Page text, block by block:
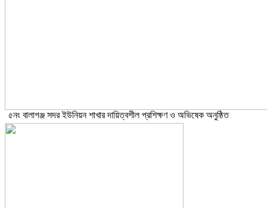
৫নং বালাগঞ্জ সদর ইউনিয়ন শাখার দায়িত্বশীল প্রশিক্ষণ ও অভিষেক অনুষ্ঠিত